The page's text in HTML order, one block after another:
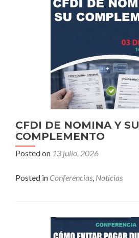
CFDI DE NOMINA Y SU
COMPLEMENTO
Posted on 13 julio, 2026
Posted in Conferencias, Noticias